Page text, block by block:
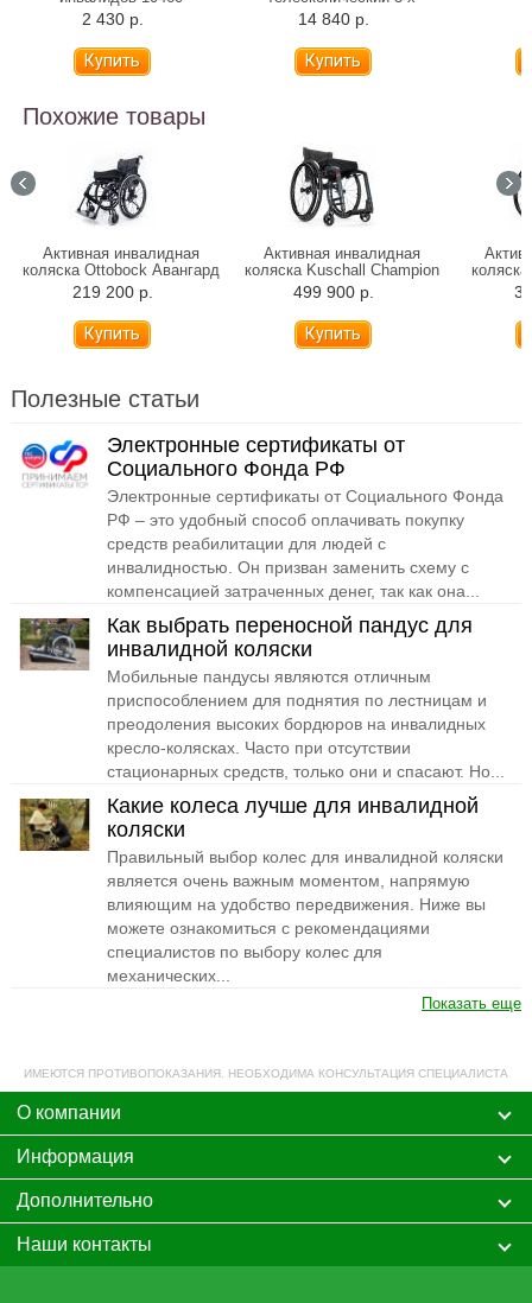
2 430 р.
секционный, 150 см
14 840 р.
Похожие товары
Активная инвалидная
коляска Ottobock Авангард
4 (DV, DS)
219 200 р.
Активная инвалидная
коляска Kuschall Champion
499 900 р.
Полезные статьи
Электронные сертификаты от
Социального Фонда РФ
Электронные сертификаты от Социального Фонда
РФ – это удобный способ оплачивать покупку
средств реабилитации для людей с
инвалидностью. Он призван заменить схему с
компенсацией затраченных денег, так как она...
Как выбрать переносной пандус для
инвалидной коляски
Мобильные пандусы являются отличным
приспособлением для поднятия по лестницам и
преодоления высоких бордюров на инвалидных
кресло-колясках. Часто при отсутствии
стационарных средств, только они и спасают. Но...
Какие колеса лучше для инвалидной
коляски
Правильный выбор колес для инвалидной коляски
является очень важным моментом, напрямую
влияющим на удобство передвижения. Ниже вы
можете ознакомиться с рекомендациями
специалистов по выбору колес для
механических...
Показать еще
ИМЕЮТСЯ ПРОТИВОПОКАЗАНИЯ. НЕОБХОДИМА КОНСУЛЬТАЦИЯ СПЕЦИАЛИСТА
О компании
Информация
Дополнительно
Наши контакты